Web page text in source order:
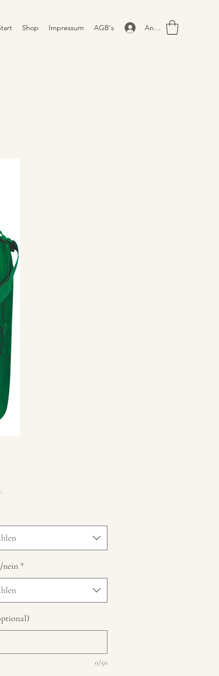
Shop Impressum AGB's Anmelden
nein *
0/50